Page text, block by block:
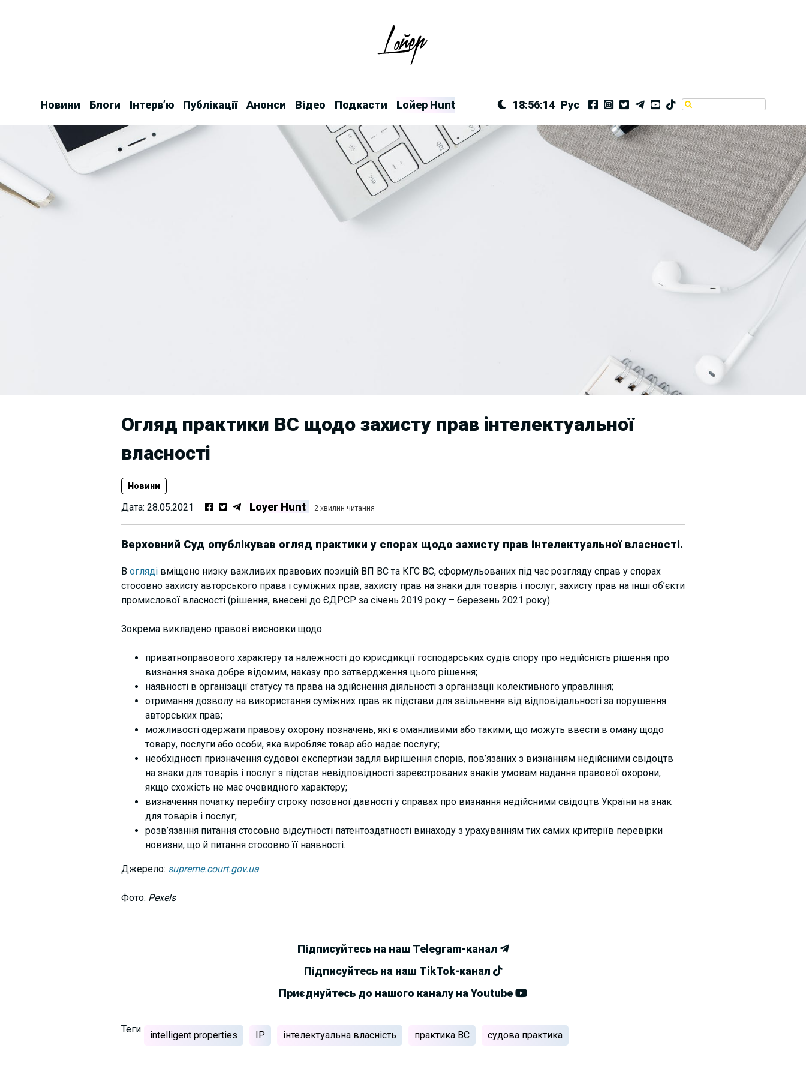
Новини Блоги Інтерв’ю Публікації Анонси Відео Подкасти Lойер Hunt 18:56:14 Рус
Огляд практики ВС щодо захисту прав інтелектуальної
власності
Новини
Дата: 28.05.2021 Loyer Hunt 2 хвилин читання
Верховний Суд опублікував огляд практики у спорах щодо захисту прав інтелектуальної власності.
В оглядівміщено низку важливих правових позицій ВП ВС та КГС ВС, сформульованих під час розгляду справ у спорах
стосовно захисту авторського права і суміжних прав, захисту прав на знаки для товарів і послуг, захисту прав на інші об’єкти
промислової власності (рішення, внесені до ЄДРСР за січень 2019 року – березень 2021 року).
Зокрема викладено правові висновки щодо:
приватноправового характеру та належності до юрисдикції господарських судів спору про недійсність рішення про
визнання знака добре відомим, наказу про затвердження цього рішення;
наявності в організації статусу та права на здійснення діяльності з організації колективного управління;
отримання дозволу на використання суміжних прав як підстави для звільнення від відповідальності за порушення
авторських прав;
можливості одержати правову охорону позначень, які є оманливими або такими, що можуть ввести в оману щодо
товару, послуги або особи, яка виробляє товар або надає послугу;
необхідності призначення судової експертизи задля вирішення спорів, пов’язаних з визнанням недійсними свідоцтв
на знаки для товарів і послуг з підстав невідповідності зареєстрованих знаків умовам надання правової охорони,
якщо схожість не має очевидного характеру;
визначення початку перебігу строку позовної давності у справах про визнання недійсними свідоцтв України на знак
для товарів і послуг;
розв’язання питання стосовно відсутності патентоздатності винаходу з урахуванням тих самих критеріїв перевірки
новизни, що й питання стосовно її наявності.
Джерело: supreme.court.gov.ua
Фото: Pexels
Підписуйтесь на наш Telegram-канал
Підписуйтесь на наш TikTok-канал
Приєднуйтесь до нашого каналу на Youtube
Теги
intelligent properties IP інтелектуальна власність практика ВС судова практика